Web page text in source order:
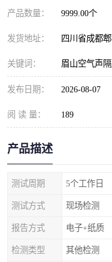
产品数量： 9999.00个
发货地址： 四川省成都
关键词： 眉山空气声
发布日期： 2026-08-07
阅 读 量： 189
产品描述
测试周期 5个工作日
测试方式 现场检测
报告方式 电子+纸质
检测类型 其他检测